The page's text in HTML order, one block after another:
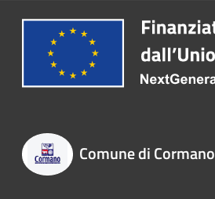
Comune di Cormano